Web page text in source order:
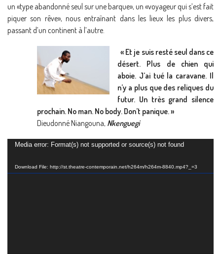
un «type abandonné seul sur une barque», un «voyageur qui s’est fait
piquer son rêve», nous entraînant dans les lieux les plus divers,
passant d’un continent à l’autre.
« Et je suis resté seul dans ce
désert. Plus de chien qui
aboie. J’ai tué la caravane. Il
n’y a plus que des reliques du
futur. Un très grand silence
prochain. No man. No body. Don’t panique. »
Dieudonné Niangouna, Nkenguegi
Lecteur
Media error: Format(s) not supported or source(s) not found
Download File: http://st.theatre-contemporain.net/h264m/h264m-8840.mp4?_=3